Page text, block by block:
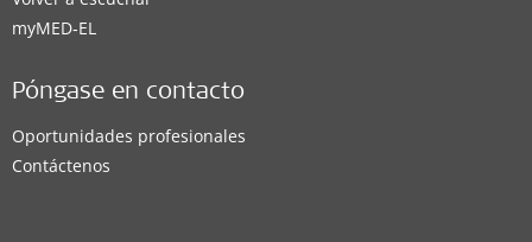
myMED‑EL
Póngase en contacto
Oportunidades profesionales
Contáctenos